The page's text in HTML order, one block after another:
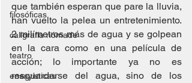
filosóficas
caligrafía nómade
teatro
ensayísticas
que también esperan que pare la lluvia,
han vuelto la pelea un entretenimiento.
2 milímetros más de agua y se golpean
en la cara como en una película de
acción; lo importante ya no es
resguardarse del agua, sino de los